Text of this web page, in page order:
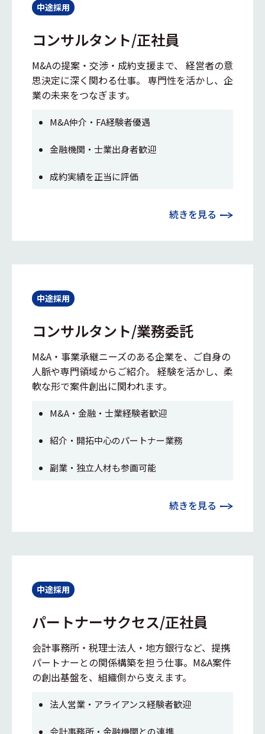
中途採用
コンサルタント/正社員
M&Aの提案・交渉・成約支援まで、 経営者の意
思決定に深く関わる仕事。 専門性を活かし、企
業の未来をつなぎます。
M&A仲介・FA経験者優遇
金融機関・士業出身者歓迎
成約実績を正当に評価
続きを見る
中途採用
コンサルタント/業務委託
M&A・事業承継ニーズのある企業を、ご自身の
人脈や専門領域からご紹介。 経験を活かし、柔
軟な形で案件創出に関われます。
M&A・金融・士業経験者歓迎
紹介・開拓中心のパートナー業務
副業・独立人材も参画可能
続きを見る
中途採用
パートナーサクセス/正社員
会計事務所・税理士法人・地方銀行など、提携
パートナーとの関係構築を担う仕事。M&A案件
の創出基盤を、組織側から支えます。
法人営業・アライアンス経験者歓迎
会計事務所・金融機関との連携